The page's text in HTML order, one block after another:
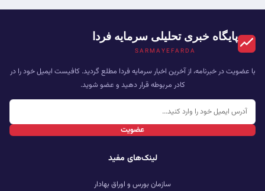
پایگاه خبری تحلیلی سرمایه فردا
SARMAYEFARDA
با عضویت در خبرنامه، از آخرین اخبار سرمایه فردا مطلع گردید. کافیست ایمیل خود را در
کادر مربوطه قرار دهید و عضو شوید.
عضویت
لینک‌های مفید
سازمان بورس و اوراق بهادار